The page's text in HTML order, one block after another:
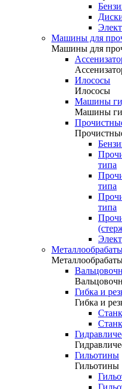
Машины для
Машины для
Илососы
Илососы
Машины
Машины
типа
типа
типа
Гибка и
Гибка и
Гильотины
Гильотины